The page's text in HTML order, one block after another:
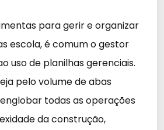
para gerir e organizar
escola, é comum o gestor
uso de planilhas gerenciais.
pelo volume de abas
todas as operações
da construção,